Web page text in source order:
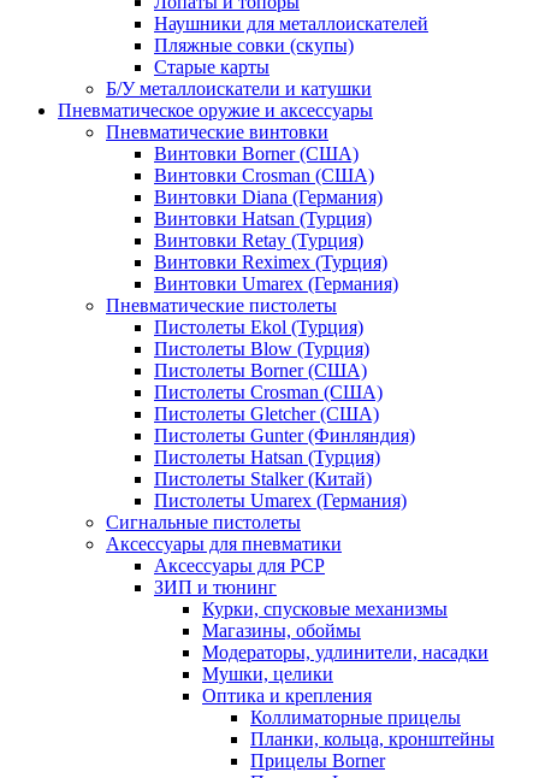
Наушники для металлоискателей
Пляжные совки (скупы)
Старые карты
Б/У металлоискатели и катушки
Пневматическое оружие и аксессуары
Пневматические винтовки
Винтовки Borner (США)
Винтовки Crosman (США)
Винтовки Diana (Германия)
Винтовки Hatsan (Турция)
Винтовки Retay (Турция)
Винтовки Reximex (Турция)
Винтовки Umarex (Германия)
Пневматические пистолеты
Пистолеты Ekol (Турция)
Пистолеты Blow (Турция)
Пистолеты Borner (США)
Пистолеты Crosman (США)
Пистолеты Gletcher (США)
Пистолеты Gunter (Финляндия)
Пистолеты Hatsan (Турция)
Пистолеты Stalker (Китай)
Пистолеты Umarex (Германия)
Сигнальные пистолеты
Аксессуары для пневматики
Аксессуары для PCP
ЗИП и тюнинг
Курки, спусковые механизмы
Магазины, обоймы
Модераторы, удлинители, насадки
Мушки, целики
Оптика и крепления
Коллиматорные прицелы
Планки, кольца, кронштейны
Прицелы Borner